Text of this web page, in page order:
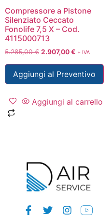
Compressore a Pistone
Silenziato Ceccato
Fonolife 7,5 X – Cod.
4115000713
5.285,00€ 2.907,00€ + IVA
Aggiungi al Preventivo
Aggiungi al carrello